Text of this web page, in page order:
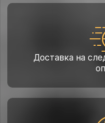
Доставка на